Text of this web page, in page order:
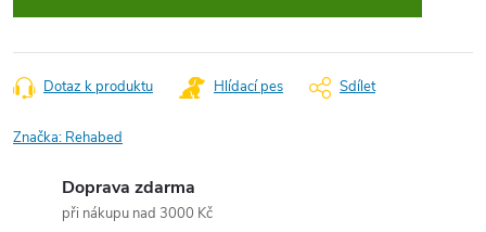
Dotaz k produktu Hlídací pes Sdílet
Značka: Rehabed
Doprava zdarma
při nákupu nad 3000 Kč